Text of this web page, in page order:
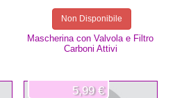
Mascherina con Valvola e Filtro
Carboni Attivi
Non Disponibile
5,99 €